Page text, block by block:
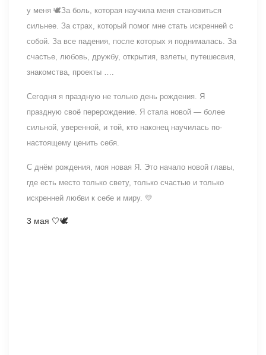
у меня 🕊️За боль, которая научила меня становиться
сильнее. За страх, который помог мне стать искренней с
собой. За все падения, после которых я поднималась. За
счастье, любовь, дружбу, открытия, взлеты, путешесвия,
знакомства, проекты ….
Сегодня я праздную не только день рождения. Я
праздную своё перерождение. Я стала новой — более
сильной, уверенной, и той, кто наконец научилась по-
настоящему ценить себя.
С днём рождения, моя новая Я. Это начало новой главы,
где есть место только свету, только счастью и только
искренней любви к себе и миру. 💛
3 мая 🤍🕊️